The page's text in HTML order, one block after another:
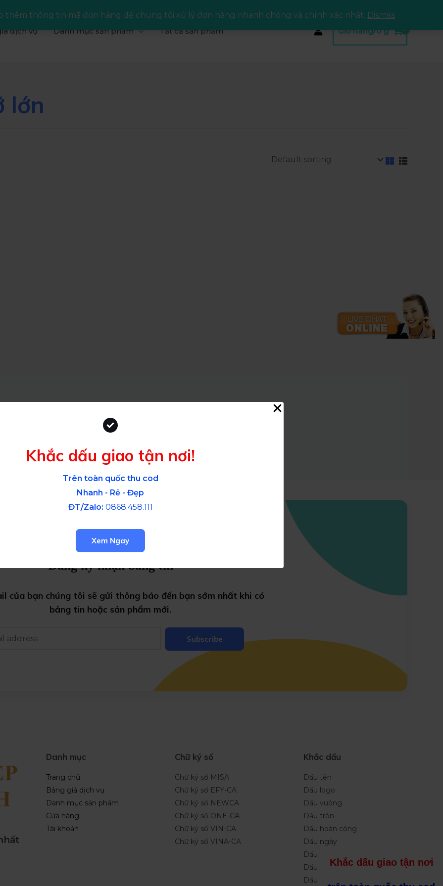
Khắc dấu giao tận nơi!
Trên toàn quốc thu cod
Nhanh - Rẻ - Đẹp
ĐT/Zalo: 0868.458.111
Xem Ngay
dịch vụ Danh mục sản phẩm Tất cả sản phẩm Giỏ hàng/0₫
lớn
Đăng ký nhận bảng tin
của bạn chúng tôi sẽ gửi thông báo đến bạn sớm nhất khi có
bảng tin hoặc sản phẩm mới.
Subscribe
Danh mục
Trang chủ
Bảng giá dịch vụ
Danh mục sản phẩm
Cửa hàng
Tài khoản
Chữ ký số
Chữ ký số MISA
Chữ ký số EFY-CA
Chữ ký số NEWCA
Chữ ký số ONE-CA
Chữ ký số VIN-CA
Chữ ký số VINA-CA
Khắc dấu
Dấu tên
Dấu logo
Dấu vuông
Dấu tròn
Dấu hoàn công
Dấu ngày
Dấu tích điểm
Dấu Oval
Dấu chữ ký
Khắc dấu giao tận nơi
thông tin mã đơn hàng để chung tôi xử lý đơn hàng nhanh chóng và chính xác nhất. Dismiss